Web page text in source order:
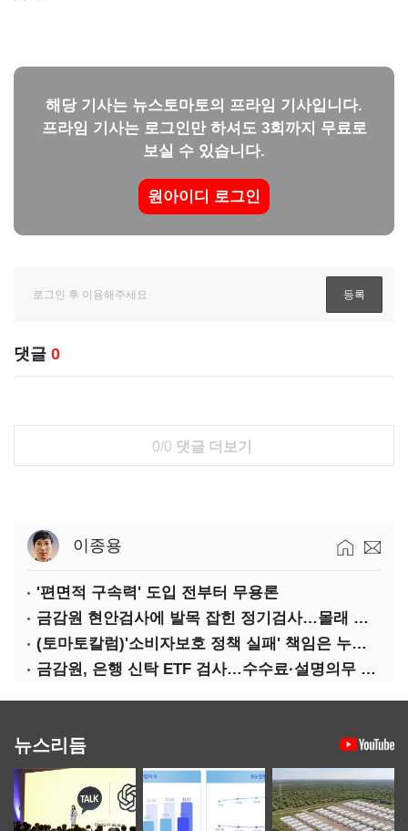
해당 기사는 뉴스토마토의 프라임 기사입니다.
프라임 기사는 로그인만 하셔도 3회까지 무료로
보실 수 있습니다.
원아이디 로그인
댓글 0
0/0 댓글 더보기
이종용
'편면적 구속력' 도입 전부터 무용론
금감원 현안검사에 발목 잡힌 정기검사…몰래 웃는 금융권
(토마토칼럼)'소비자보호 정책 실패' 책임은 누가 지나
금감원, 은행 신탁 ETF 검사…수수료·설명의무 정조준
뉴스리듬